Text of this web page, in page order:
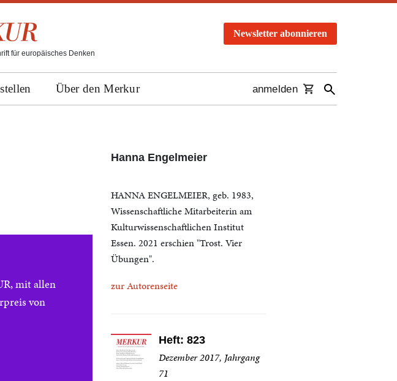
für europäisches Denken
Newsletter abonnieren
Über den Merkur anmelden
mit allen
von
Hanna Engelmeier
HANNA ENGELMEIER, geb. 1983,
Wissenschaftliche Mitarbeiterin am
Kulturwissenschaftlichen Institut
Essen. 2021 erschien "Trost. Vier
Übungen".
zur Autorenseite
Heft: 823
Dezember 2017, Jahrgang
71